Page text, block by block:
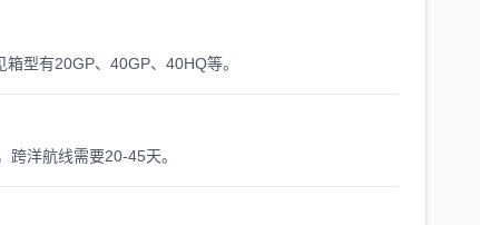
型有20GP、40GP、40HQ等。
洋航线需要20-45天。